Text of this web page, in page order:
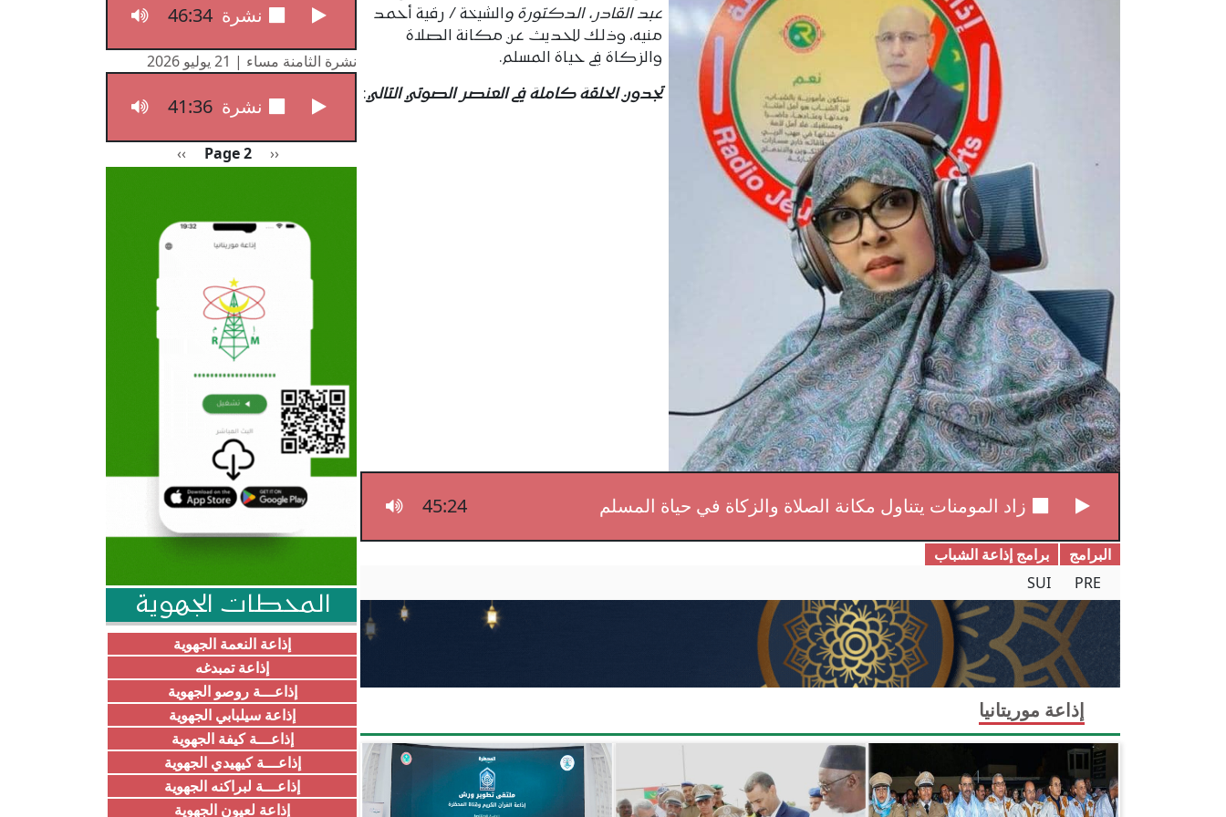
عبد القادر، الدكتورة والشيخة / رقية أحمد
منيه، وذلك للحديث عن مكانة الصلاة
والزكاة في حياة المسلم.
تجدون الحلقة كاملة في العنصر الصوتي التالي:
زاد المومنات يتناول مكانة الصلاة والزكاة في حياة المسلم 45:24
البرامج
برامج إذاعة الشباب
PRE
SUI
إذاعة موريتانيا
نشرة الثامنة مساء | 22 يوليو 2026
46:34
نشرة الثامنة مساء | 21 يوليو 2026
نشرة الثامنة مساء | 21 يوليو 2026
41:36
Pagination
Previous page
‹‹
Page 2 الصفحة التالية
››
المحطات الجهوية
إذاعة النعمة الجهوية
إذاعة تمبدغه
إذاعـــة روصو الجهوية
إذاعة سيلبابي الجهوية
إذاعـــة كيفة الجهوية
إذاعـــة كيهيدي الجهوية
إذاعـــة لبراكنه الجهوية
إذاعة لعيون الجهوية